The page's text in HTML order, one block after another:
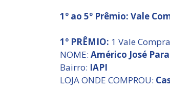
1º ao 5º Prêmio: Vale
1º PRÊMIO: 1 Vale
NOME: Américo José
Bairro: IAPI
LOJA ONDE COMPROU: